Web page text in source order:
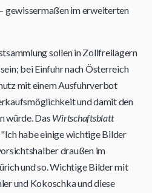
gewissermaßen im erweiterten
sollen in Zollfreilagern
bei Einfuhr nach Österreich
mit einem Ausfuhrverbot
und damit den
würde. Das Wirtschaftsblatt
habe einige wichtige Bilder
draußen im
und so. Wichtige Bilder mit
und Kokoschka und diese